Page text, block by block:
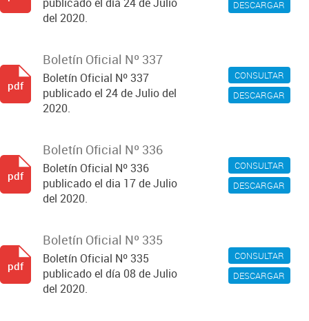
DESCARGAR
del 2020.
CONSULTAR
DESCARGAR
Boletín Oficial Nº 337
Boletín Oficial Nº 337
publicado el 24 de Julio del
2020.
pdf
CONSULTAR
DESCARGAR
Boletín Oficial Nº 336
Boletín Oficial Nº 336
publicado el dia 17 de Julio
del 2020.
pdf
CONSULTAR
DESCARGAR
Boletín Oficial Nº 335
Boletín Oficial Nº 335
publicado el día 08 de Julio
del 2020.
pdf